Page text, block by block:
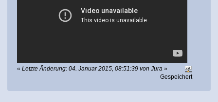
« Letzte Änderung: 04. Januar 2015, 08:51:39 von Jura »
Gespeichert